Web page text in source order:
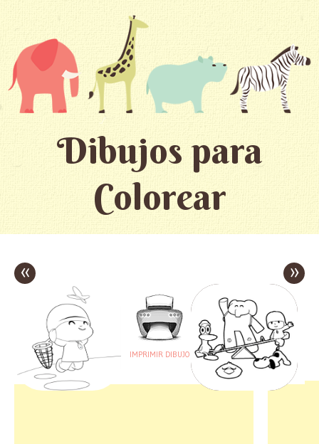
Dibujos para
Colorear
«
IMPRIMIR DIBUJO
»